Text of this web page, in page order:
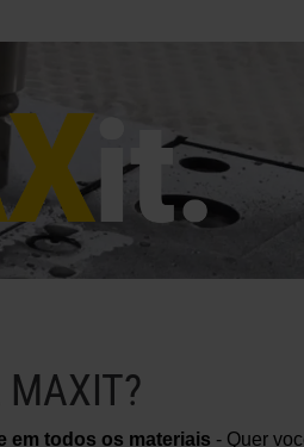
MAXIT?
em todos os materiais - Quer